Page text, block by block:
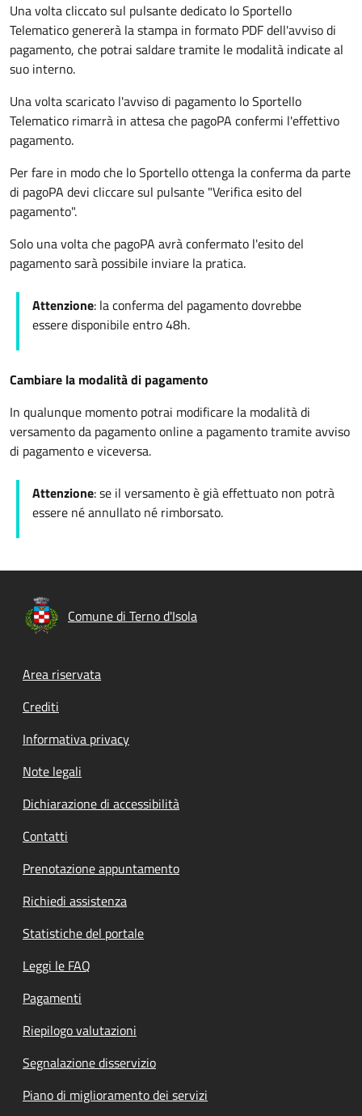
Una volta cliccato sul pulsante dedicato lo Sportello
Telematico genererà la stampa in formato PDF dell'avviso di
pagamento, che potrai saldare tramite le modalità indicate al
suo interno.
Una volta scaricato l'avviso di pagamento lo Sportello
Telematico rimarrà in attesa che pagoPA confermi l'effettivo
pagamento.
Per fare in modo che lo Sportello ottenga la conferma da parte
di pagoPA devi cliccare sul pulsante "Verifica esito del
pagamento".
Solo una volta che pagoPA avrà confermato l'esito del
pagamento sarà possibile inviare la pratica.
Attenzione: la conferma del pagamento dovrebbe
essere disponibile entro 48h.
Cambiare la modalità di pagamento
In qualunque momento potrai modificare la modalità di
versamento da pagamento online a pagamento tramite avviso
di pagamento e viceversa.
Attenzione: se il versamento è già effettuato non potrà
essere né annullato né rimborsato.
Comune di Terno d'Isola
Footer menu
Area riservata
Crediti
Informativa privacy
Note legali
Dichiarazione di accessibilità
Contatti
Prenotazione appuntamento
Richiedi assistenza
Statistiche del portale
Leggi le FAQ
Pagamenti
Riepilogo valutazioni
Segnalazione disservizio
Piano di miglioramento dei servizi